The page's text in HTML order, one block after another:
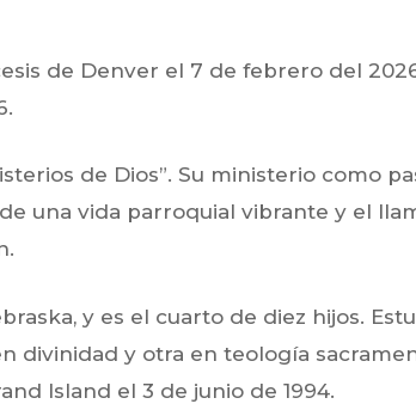
de Denver el 7 de febrero del
de Dios”. Su ministerio como
una vida parroquial vibrante y el
y es el cuarto de diez hijos.
divinidad y otra en teología
Island el 3 de junio de 1994.